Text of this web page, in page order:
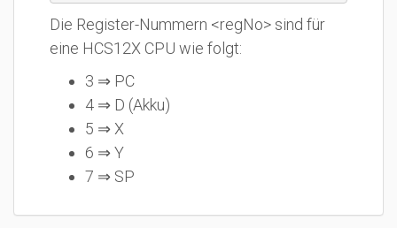
Die Register-Nummern <regNo> sind für
eine HCS12X CPU wie folgt:
3 ⇒ PC
4 ⇒ D (Akku)
5 ⇒ X
6 ⇒ Y
7 ⇒ SP